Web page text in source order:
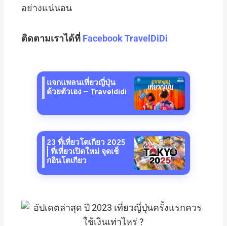
อย่างแน่นอน
ติดตามเราได้ที่ Facebook TravelDiDi
แจกแพลนเที่ยวญี่ปุ่น
ด้วยตัวเอง — Traveldidi
23 ที่เที่ยวโตเกียว 2025
| ที่เที่ยวเปิดใหม่ จุดเช็
กอินโตเกียว